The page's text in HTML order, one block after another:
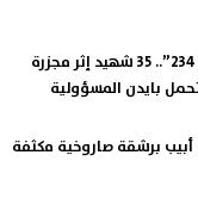
طوفان الأقصى ” اليوم ال 234”.. 35 شهيد إثر مجزرة
بايدن المسؤولية
برشقة صاروخية مكثفة